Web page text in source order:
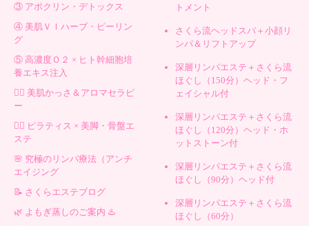
③ アポクリン・デトックス
④ 美肌ＶＩハーブ・ピーリン
グ
⑤ 高濃度Ｏ２ × ヒト幹細胞培
養エキス注入
💆‍♀️ 美肌かっさ＆アロマセラピ
ー
🧘‍♀️ ピラティス × 美脚・骨盤エ
ステ
🌸 究極のリンパ療法（アンチ
エイジング
📝 さくらエステブログ
🌿 よもぎ蒸しのご案内 ♨️
トメント
さくら流ヘッドスパ＋小顔リ
ンパ＆リフトアップ
深層リンパエステ＋さくら流
ほぐし（150分）ヘッド・フ
ェイシャル付
深層リンパエステ＋さくら流
ほぐし（120分）ヘッド・ホ
ットストーン付
深層リンパエステ＋さくら流
ほぐし（90分）ヘッド付
深層リンパエステ＋さくら流
ほぐし（60分）